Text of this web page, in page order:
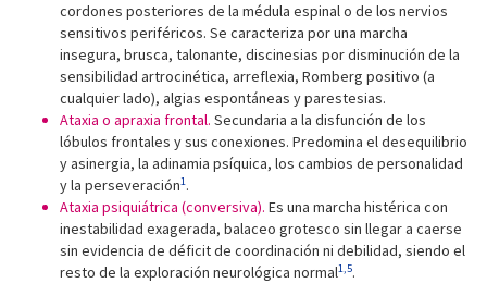
cordones posteriores de la médula espinal o de los nervios
sensitivos periféricos. Se caracteriza por una marcha
insegura, brusca, talonante, discinesias por disminución de la
sensibilidad artrocinética, arreflexia, Romberg positivo (a
cualquier lado), algias espontáneas y parestesias.
Ataxia o apraxia frontal. Secundaria a la disfunción de los
lóbulos frontales y sus conexiones. Predomina el desequilibrio
y asinergia, la adinamia psíquica, los cambios de personalidad
y la perseveración1.
Ataxia psiquiátrica (conversiva). Es una marcha histérica con
inestabilidad exagerada, balaceo grotesco sin llegar a caerse
sin evidencia de déficit de coordinación ni debilidad, siendo el
resto de la exploración neurológica normal1,5.